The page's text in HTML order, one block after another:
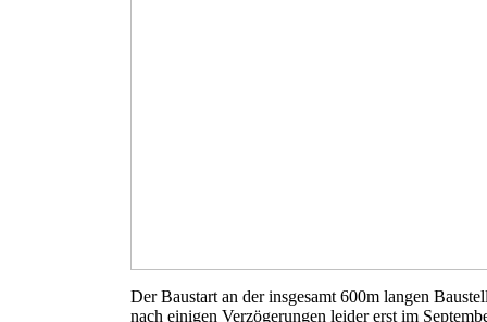
Der Baustart an der insgesamt 600m langen
nach einigen Verzögerungen leider erst im